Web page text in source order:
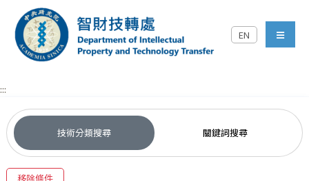
跳到主要內容區塊
中央研究院智財技轉處對
EN
menu
:::
技術分類搜尋 關鍵詞搜尋
移除條件